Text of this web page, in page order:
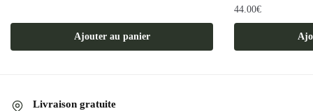
Ajouter au panier
44.00€
Livraison gratuite